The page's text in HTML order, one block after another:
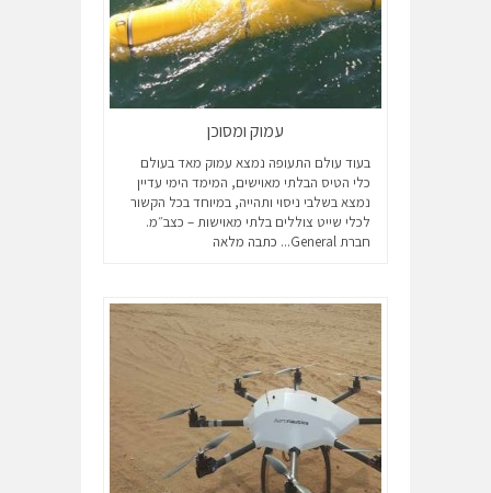
עמוק ומסוכן
בעוד עולם התעופה נמצא עמוק מאד בעולם
כלי הטיס הבלתי מאוישים, המימד הימי עדיין
נמצא בשלבי ניסוי ותהייה, במיוחד בכל הקשור
לכלי שייט צוללים בלתי מאוישות – כצב״מ.
חברת General...
כתבה מלאה